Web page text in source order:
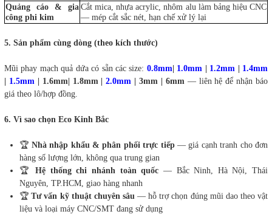
Quảng cáo & gia
công phi kim
Cắt mica, nhựa acrylic, nhôm alu làm bảng hiệu CNC
— mép cắt sắc nét, hạn chế xử lý lại
5. Sản phẩm cùng dòng (theo kích thước)
Mũi phay mạch quả dứa có sẵn các size: 0.8mm 1.0mm 1.2mm
1.4mm
1.5mm | 1.6mm| 1.8mm |2.0mm | 3mm | 6mm — liên hệ để nhận báo
giá theo lô/hợp đồng.
6. Vì sao chọn Eco Kinh Bắc
🏆 Nhà nhập khẩu & phân phối trực tiếp— giá cạnh tranh cho đơn
hàng số lượng lớn, không qua trung gian
🏆
Hệ thống chi nhánh toàn quốc — Bắc Ninh, Hà Nội, Thái
Nguyên, TP.HCM, giao hàng nhanh
🏆 Tư vấn kỹ thuật chuyên sâu — hỗ trợ chọn đúng mũi dao theo vật
liệu và loại máy CNC/SMT đang sử dụng